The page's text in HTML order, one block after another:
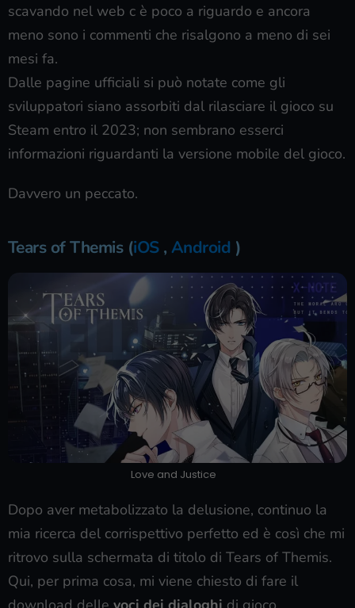
scavando nel web c è poco a riguardo e ancora
meno sono i commenti che risalgono a meno di sei
mesi fa.
Dalle pagine ufficiali si può notate come gli
sviluppatori siano assorbiti dal rilasciare il gioco su
Steam entro il 2023; non sembrano esserci
informazioni riguardanti la versione mobile del gioco.
Davvero un peccato.
Tears of Themis (iOS, Android )
Love and Justice
Dopo aver metabolizzato la delusione, continuo la
mia ricerca del corrispettivo perfetto ed è così che mi
ritrovo sulla schermata di titolo di Tears of Themis.
Qui, per prima cosa, mi viene chiesto di fare il